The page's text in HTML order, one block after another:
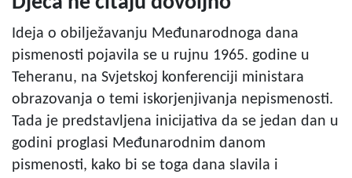
Ideja o obilježavanju Međunarodnoga dana
pismenosti pojavila se u rujnu 1965. godine u
Teheranu, na Svjetskoj konferenciji ministara
obrazovanja o temi iskorjenjivanja nepismenosti.
Tada je predstavljena inicijativa da se jedan dan u
godini proglasi Međunarodnim danom
pismenosti, kako bi se toga dana slavila i